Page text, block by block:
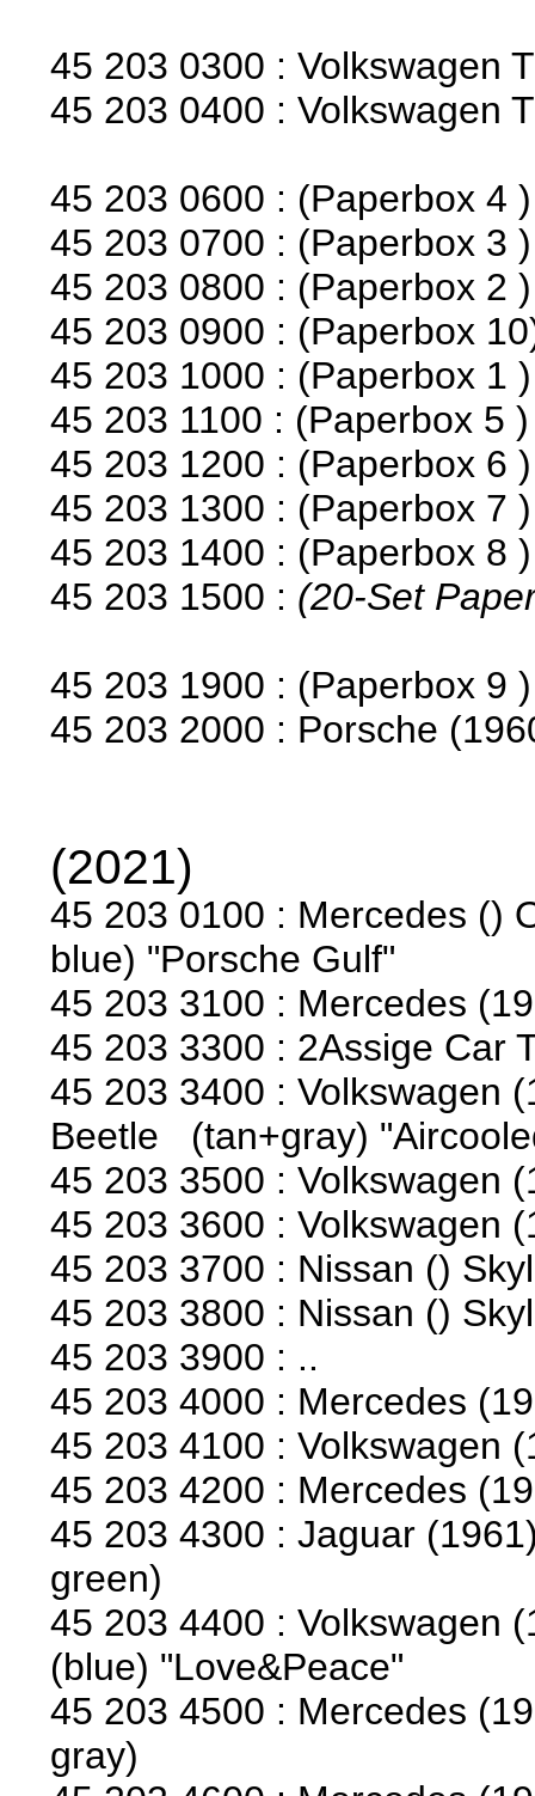
45 203 0300 : Volkswagen
45 203 0400 : Volkswagen
45 203 0600 : (Paperbox 4
45 203 0700 : (Paperbox 3
45 203 0800 : (Paperbox 2
45 203 0900 : (Paperbox
45 203 1000 : (Paperbox 1
45 203 1100 : (Paperbox 5
45 203 1200 : (Paperbox 6
45 203 1300 : (Paperbox 7
45 203 1400 : (Paperbox 8
45 203 1500 : (20-Set
45 203 1900 : (Paperbox 9
45 203 2000 : Porsche
(2021)
45 203 0100 : Mercedes ()
blue) "Porsche Gulf"
45 203 3100 : Mercedes
45 203 3300 : 2Assige
45 203 3400 : Volkswagen
Beetle (tan+gray)
45 203 3500 :
45 203 3600 :
45 203 3700 : Nissan ()
45 203 3800 : Nissan ()
45 203 3900 : ..
45 203 4000 : Mercedes
45 203 4100 :
45 203 4200 : Mercedes
45 203 4300 : Jaguar
green)
45 203 4400 : Volkswagen
(blue) "Love&Peace"
45 203 4500 : Mercedes
gray)